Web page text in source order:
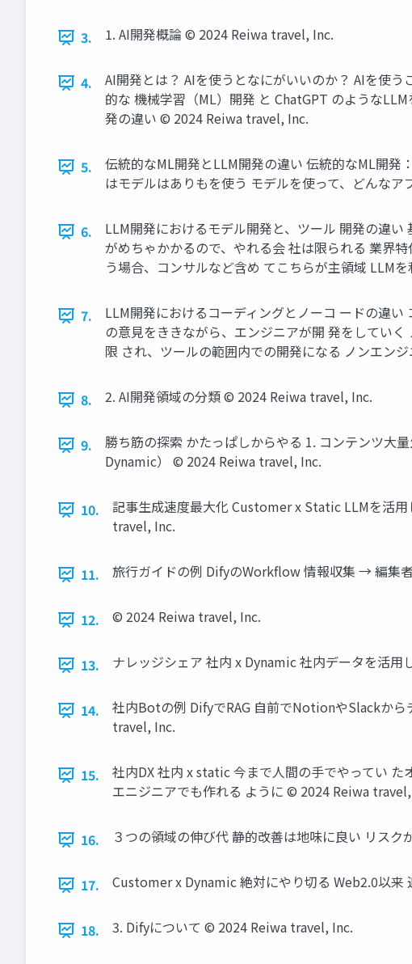
3. 1. AI開発概論 © 2024 Reiwa travel, Inc.
4.
AI開発とは？ AIを使うとなにがいいのか？ AIを使
的な 機械学習（ML）開発 と ChatGPT のような
発の違い © 2024 Reiwa travel, Inc.
5.
伝統的なML開発とLLM開発の違い 伝統的なML開発
はモデルはありもを使う モデルを使って、どんな
6.
LLM開発におけるモデル開発と、ツール 開発の違
がめちゃかかるので、やれる会 社は限られる 業界
う場合、コンサルなど含め てこちらが主領域 LLM
7.
LLM開発におけるコーディングとノーコ ードの違
の意見をききながら、エンジニアが開 発をしてい
限 され、ツールの範囲内での開発になる ノンエン
8. 2. AI開発領域の分類 © 2024 Reiwa travel, Inc.
9.
勝ち筋の探索 かたっぱしからやる 1. コンテンツ大
Dynamic） © 2024 Reiwa travel, Inc.
10.
記事生成速度最大化 Customer x Static LLMを活
travel, Inc.
11. 旅行ガイドの例 DifyのWorkflow 情報収集 → 編集
12. © 2024 Reiwa travel, Inc.
13. ナレッジシェア 社内 x Dynamic 社内データを活
14.
社内Botの例 DifyでRAG 自前でNotionやSlackか
travel, Inc.
15.
社内DX 社内 x static 今まで人間の手でやってい
エニジニアでも作れる ように © 2024 Reiwa
16. ３つの領域の伸び代 静的改善は地味に良い リス
17. Customer x Dynamic 絶対にやり切る Web2.0以
18. 3. Difyについて © 2024 Reiwa travel, Inc.